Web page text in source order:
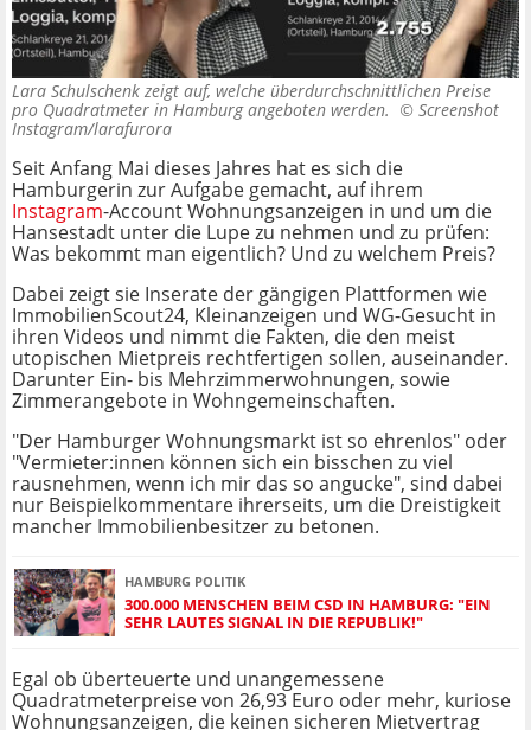
Lara Schulschenk zeigt auf, welche überdurchschnittlichen Preise
pro Quadratmeter in Hamburg angeboten werden. © Screenshot
Instagram/larafurora
Seit Anfang Mai dieses Jahres hat es sich die
Hamburgerin zur Aufgabe gemacht, auf ihrem
Instagram-Account Wohnungsanzeigen in und um die
Hansestadt unter die Lupe zu nehmen und zu prüfen:
Was bekommt man eigentlich? Und zu welchem Preis?
Dabei zeigt sie Inserate der gängigen Plattformen wie
ImmobilienScout24, Kleinanzeigen und WG-Gesucht in
ihren Videos und nimmt die Fakten, die den meist
utopischen Mietpreis rechtfertigen sollen, auseinander.
Darunter Ein- bis Mehrzimmerwohnungen, sowie
Zimmerangebote in Wohngemeinschaften.
"Der Hamburger Wohnungsmarkt ist so ehrenlos" oder
"Vermieter:innen können sich ein bisschen zu viel
rausnehmen, wenn ich mir das so angucke", sind dabei
nur Beispielkommentare ihrerseits, um die Dreistigkeit
mancher Immobilienbesitzer zu betonen.
HAMBURG POLITIK
300.000 MENSCHEN BEIM CSD IN HAMBURG: "EIN
SEHR LAUTES SIGNAL IN DIE REPUBLIK!"
Egal ob überteuerte und unangemessene
Quadratmeterpreise von 26,93 Euro oder mehr, kuriose
Wohnungsanzeigen, die keinen sicheren Mietvertrag